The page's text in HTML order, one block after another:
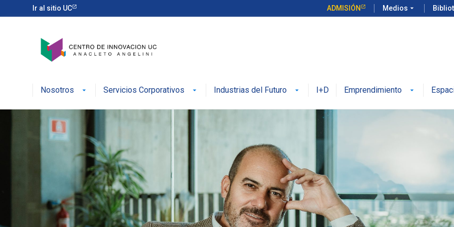
Ir al sitio UC ADMISIÓN Medios arrow_drop_down
Nosotros Servicios Corporativos Industrias del Futuro I+D Emprendimiento